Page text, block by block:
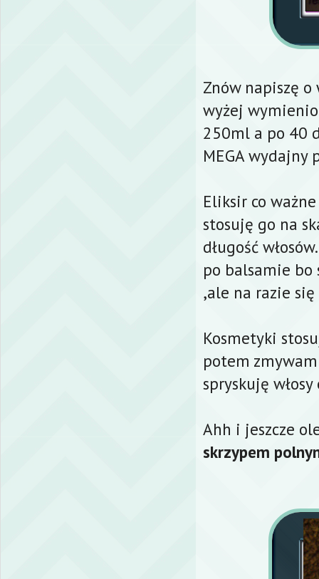
Znów napiszę
wyżej
250ml a po 40
MEGA wydajny
Eliksir co
stosuję go na
długość
po balsamie bo
,ale na razie
Kosmetyki
potem
spryskuję
Ahh i jeszcze
skrzypem